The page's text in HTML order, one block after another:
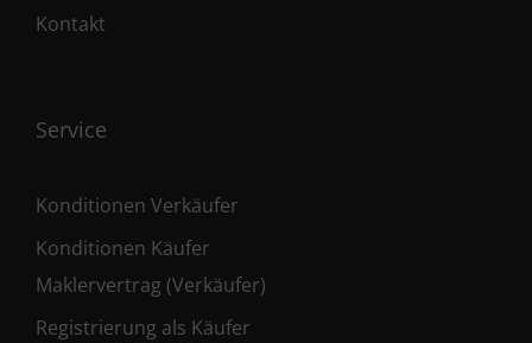
Kontakt
Service
Konditionen Verkäufer
Konditionen Käufer
Maklervertrag (Verkäufer)
Registrierung als Käufer